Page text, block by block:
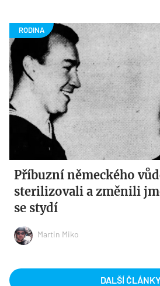
Příbuzní německého
sterilizovali a změnili
se stydí
Martin Miko
DALŠÍ ČLÁNKY